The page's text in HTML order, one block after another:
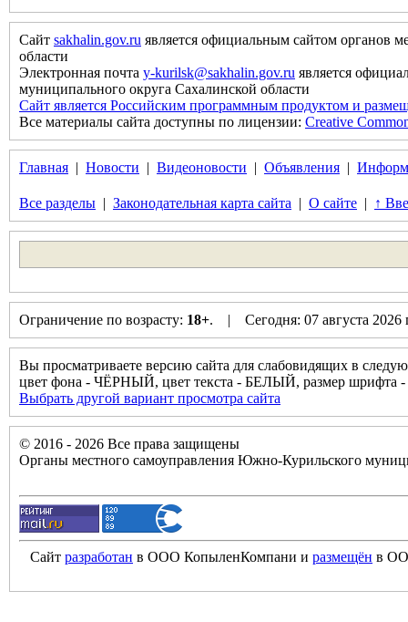
Сайт sakhalin.gov.ru является официальным сайтом органов
области
Электронная почта y-kurilsk@sakhalin.gov.ru является
муниципального округа Сахалинской области
Сайт является Российским программным продуктом и
Все материалы сайта доступны по лицензии: Creative
Главная | Новости | Видеоновости | Объявления |
Все разделы | Законодательная карта сайта | О сайте | ↑
Ограничение по возрасту: 18+. | Сегодня: 07 августа
Вы просматриваете версию сайта для слабовидящих в
цвет фона - ЧЁРНЫЙ, цвет текста - БЕЛЫЙ, размер
Выбрать другой вариант просмотра сайта
© 2016 - 2026 Все права защищены
Органы местного самоуправления Южно-Курильского
Сайт разработан в ООО КопыленКомпани и размещён в